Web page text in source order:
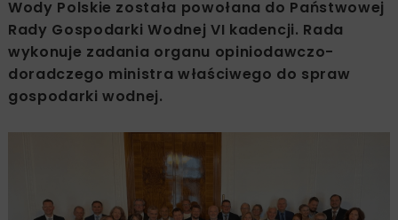
Wody Polskie została powołana do Państwowej
Rady Gospodarki Wodnej VI kadencji. Rada
wykonuje zadania organu opiniodawczo-
doradczego ministra właściwego do spraw
gospodarki wodnej.